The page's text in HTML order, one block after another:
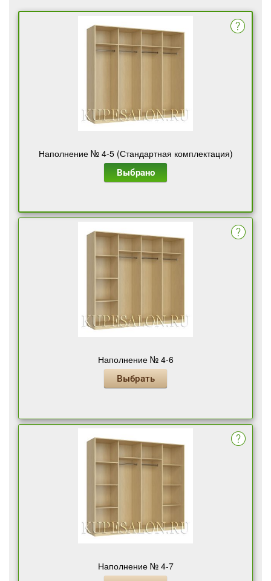
Наполнение № 4-5 (Стандартная комплектация)
Выбрано
Наполнение № 4-6
Выбрать
Наполнение № 4-7